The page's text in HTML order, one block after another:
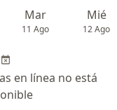
Mar
11 Ago
Mié
12 Ago
en línea no está